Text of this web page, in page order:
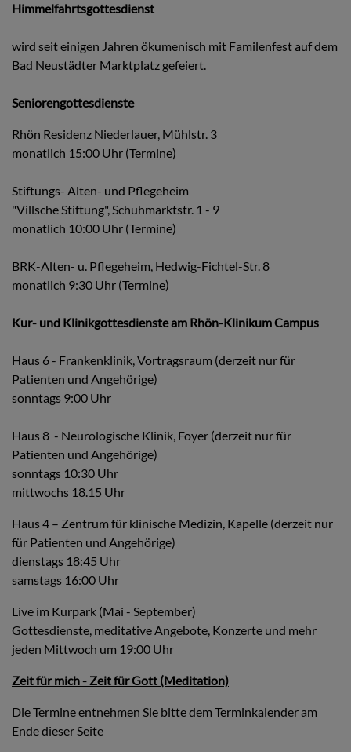
Himmelfahrtsgottesdienst
wird seit einigen Jahren ökumenisch mit Familenfest auf dem
Bad Neustädter Marktplatz gefeiert.
Seniorengottesdienste
Rhön Residenz Niederlauer, Mühlstr. 3
monatlich 15:00 Uhr (Termine)
Stiftungs- Alten- und Pflegeheim
"Villsche Stiftung", Schuhmarktstr. 1 - 9
monatlich 10:00 Uhr (Termine)
BRK-Alten- u. Pflegeheim, Hedwig-Fichtel-Str. 8
monatlich 9:30 Uhr (Termine)
Kur- und Klinikgottesdienste am Rhön-Klinikum Campus
Haus 6 - Frankenklinik, Vortragsraum (derzeit nur für
Patienten und Angehörige)
sonntags 9:00 Uhr
Haus 8 - Neurologische Klinik, Foyer (derzeit nur für
Patienten und Angehörige)
sonntags 10:30 Uhr
mittwochs 18.15 Uhr
Haus 4 – Zentrum für klinische Medizin, Kapelle (derzeit nur
für Patienten und Angehörige)
dienstags 18:45 Uhr
samstags 16:00 Uhr
Live im Kurpark (Mai - September)
Gottesdienste, meditative Angebote, Konzerte und mehr
jeden Mittwoch um 19:00 Uhr
Zeit für mich - Zeit für Gott (Meditation)
Die Termine entnehmen Sie bitte dem Terminkalender am
Ende dieser Seite